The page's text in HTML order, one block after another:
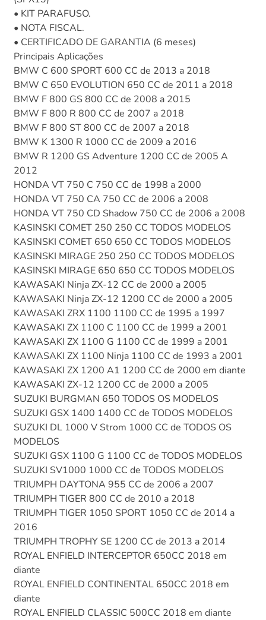
• KIT PARAFUSO.
• NOTA FISCAL.
• CERTIFICADO DE GARANTIA (6 meses)
Principais Aplicações
BMW C 600 SPORT 600 CC de 2013 a 2018
BMW C 650 EVOLUTION 650 CC de 2011 a 2018
BMW F 800 GS 800 CC de 2008 a 2015
BMW F 800 R 800 CC de 2007 a 2018
BMW F 800 ST 800 CC de 2007 a 2018
BMW K 1300 R 1000 CC de 2009 a 2016
BMW R 1200 GS Adventure 1200 CC de 2005 A
2012
HONDA VT 750 C 750 CC de 1998 a 2000
HONDA VT 750 CA 750 CC de 2006 a 2008
HONDA VT 750 CD Shadow 750 CC de 2006 a 2008
KASINSKI COMET 250 250 CC TODOS MODELOS
KASINSKI COMET 650 650 CC TODOS MODELOS
KASINSKI MIRAGE 250 250 CC TODOS MODELOS
KASINSKI MIRAGE 650 650 CC TODOS MODELOS
KAWASAKI Ninja ZX-12 CC de 2000 a 2005
KAWASAKI Ninja ZX-12 1200 CC de 2000 a 2005
KAWASAKI ZRX 1100 1100 CC de 1995 a 1997
KAWASAKI ZX 1100 C 1100 CC de 1999 a 2001
KAWASAKI ZX 1100 G 1100 CC de 1999 a 2001
KAWASAKI ZX 1100 Ninja 1100 CC de 1993 a 2001
KAWASAKI ZX 1200 A1 1200 CC de 2000 em diante
KAWASAKI ZX-12 1200 CC de 2000 a 2005
SUZUKI BURGMAN 650 TODOS OS MODELOS
SUZUKI GSX 1400 1400 CC de TODOS MODELOS
SUZUKI DL 1000 V Strom 1000 CC de TODOS OS
MODELOS
SUZUKI GSX 1100 G 1100 CC de TODOS MODELOS
SUZUKI SV1000 1000 CC de TODOS MODELOS
TRIUMPH DAYTONA 955 CC de 2006 a 2007
TRIUMPH TIGER 800 CC de 2010 a 2018
TRIUMPH TIGER 1050 SPORT 1050 CC de 2014 a
2016
TRIUMPH TROPHY SE 1200 CC de 2013 a 2014
ROYAL ENFIELD INTERCEPTOR 650CC 2018 em
diante
ROYAL ENFIELD CONTINENTAL 650CC 2018 em
diante
ROYAL ENFIELD CLASSIC 500CC 2018 em diante